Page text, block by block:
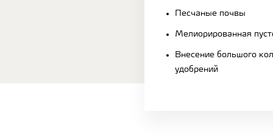
Песчаные почвы
Мелиорированная
Внесение большого
удобрений